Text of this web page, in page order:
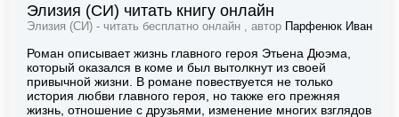
Элизия (СИ) читать книгу онлайн
Элизия (СИ) - читать бесплатно онлайн , автор Парфенюк Иван
Роман описывает жизнь главного героя Этьена Дюэма,
который оказался в коме и был вытолкнут из своей
привычной жизни. В романе повествуется не только
история любви главного героя, но также его прежняя
жизнь, отношение с друзьями, изменение многих взглядов